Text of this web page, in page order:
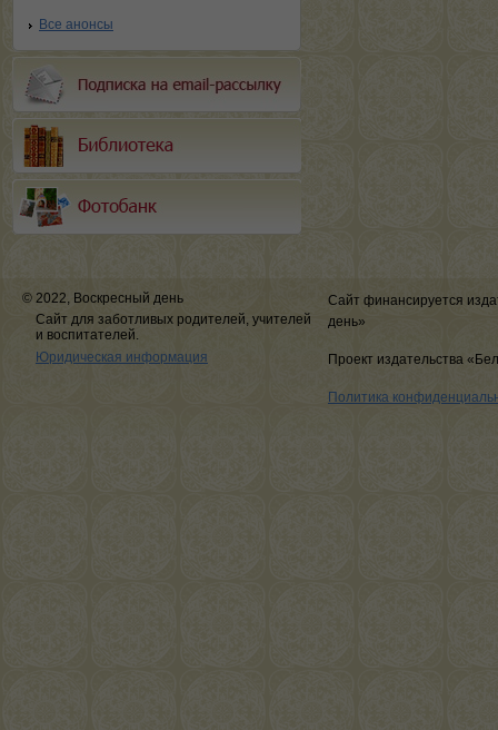
Все анонсы
© 2022, Воскресный день
Сайт для заботливых родителей, учителей
и воспитателей.
Юридическая информация
Сайт финансируется
день»
Проект издательства
Политика